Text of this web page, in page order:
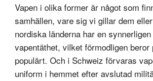
Vapen i olika former är något som
samhällen, vare sig vi gillar dem
nordiska länderna har en
vapentäthet, vilket förmodligen
populärt. Och i Schweiz förvaras
uniform i hemmet efter avslutad